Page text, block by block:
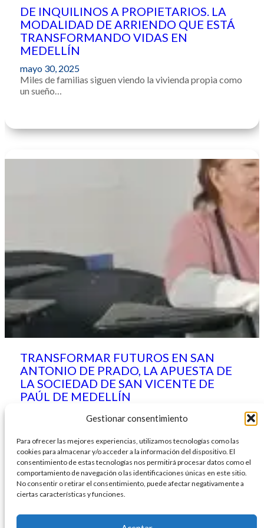
Gestionar consentimiento
Para ofrecer las mejores experiencias, utilizamos tecnologías como las
cookies para almacenar y/o acceder a la información del dispositivo. El
consentimiento de estas tecnologías nos permitirá procesar datos como el
comportamiento de navegación o las identificaciones únicas en este sitio.
No consentir o retirar el consentimiento, puede afectar negativamente a
ciertas características y funciones.
DE INQUILINOS A PROPIETARIOS. LA
MODALIDAD DE ARRIENDO QUE ESTÁ
TRANSFORMANDO VIDAS EN
MEDELLÍN
mayo 30, 2025
Miles de familias siguen viendo la vivienda propia como
un sueño…
TRANSFORMAR FUTUROS EN SAN
ANTONIO DE PRADO, LA APUESTA DE
LA SOCIEDAD DE SAN VICENTE DE
PAÚL DE MEDELLÍN
En un paso decisivo hacia la expansión de su misión
social,…